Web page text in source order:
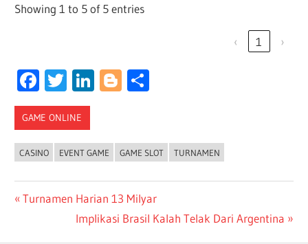
Showing 1 to 5 of 5 entries
‹ 1 ›
Facebook
Twitter
LinkedIn
Blogger
GAME ONLINE
CASINO EVENT GAME GAME SLOT TURNAMEN
Post
navigation
Previous
Turnamen Harian 13 Milyar
Next
Implikasi Brasil Kalah Telak Dari Argentina